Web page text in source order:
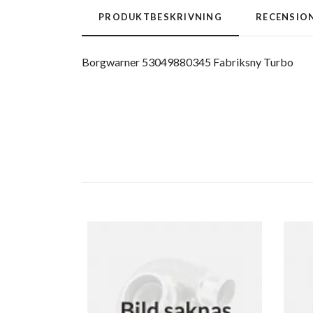
PRODUKTBESKRIVNING
Borgwarner 53049880345 Fabriksny Turbo